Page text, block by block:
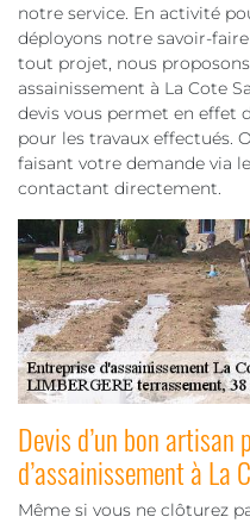
notre service. En activité
déployons notre savoir-
tout projet, nous
assainissement à La Cote
devis vous permet en effet
pour les travaux effectués.
faisant votre demande via
contactant directement.
Devis d’un bon artisan
d’assainissement à La
Même si vous ne clôturez